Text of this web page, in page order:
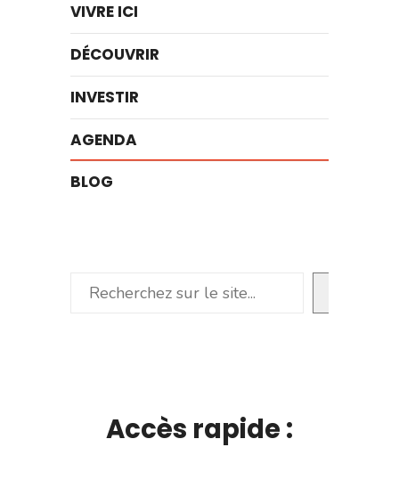
VIVRE ICI
DÉCOUVRIR
INVESTIR
AGENDA
BLOG
Rechercher
Accès rapide :